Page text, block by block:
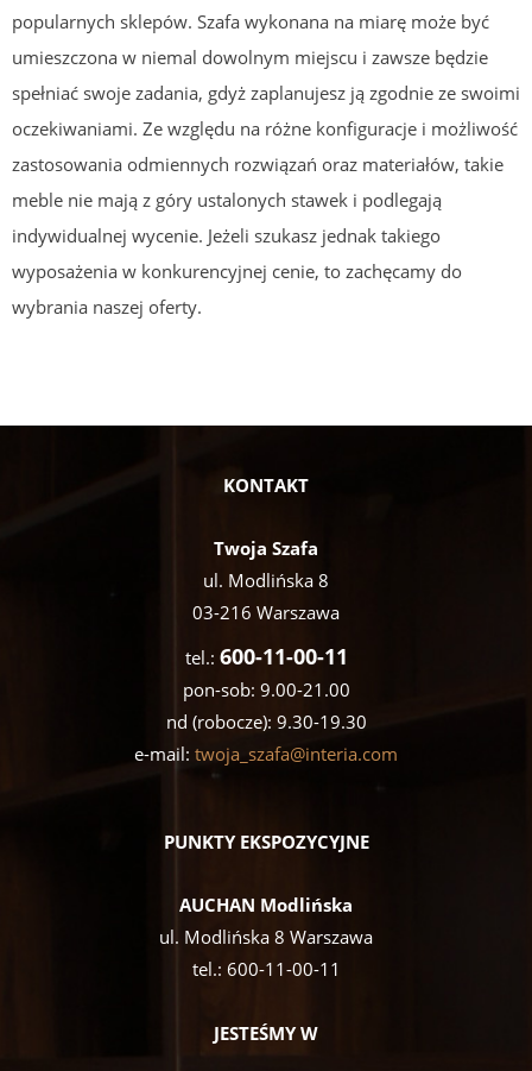
popularnych sklepów. Szafa wykonana na miarę może być
umieszczona w niemal dowolnym miejscu i zawsze będzie
spełniać swoje zadania, gdyż zaplanujesz ją zgodnie ze swoimi
oczekiwaniami. Ze względu na różne konfiguracje i możliwość
zastosowania odmiennych rozwiązań oraz materiałów, takie
meble nie mają z góry ustalonych stawek i podlegają
indywidualnej wycenie. Jeżeli szukasz jednak takiego
wyposażenia w konkurencyjnej cenie, to zachęcamy do
wybrania naszej oferty.
KONTAKT
Twoja Szafa
ul. Modlińska 8
03-216 Warszawa
tel.: 600-11-00-11
pon-sob: 9.00-21.00
nd (robocze): 9.30-19.30
e-mail: twoja_szafa@interia.com
PUNKTY EKSPOZYCYJNE
AUCHAN Modlińska
ul. Modlińska 8 Warszawa
tel.: 600-11-00-11
JESTEŚMY W